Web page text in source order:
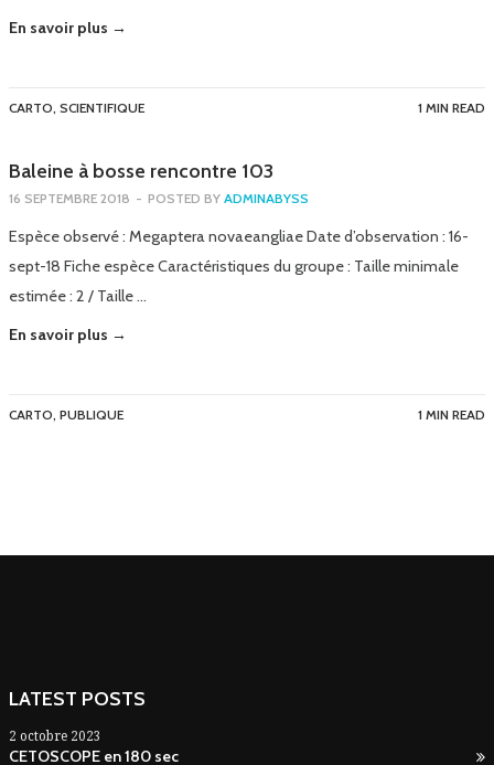
En savoir plus →
CARTO, SCIENTIFIQUE 1 MIN READ
Baleine à bosse rencontre 103
16 SEPTEMBRE 2018 - POSTED BY ADMINABYSS
Espèce observé : Megaptera novaeangliae Date d’observation : 16-
sept-18 Fiche espèce Caractéristiques du groupe : Taille minimale
estimée : 2 / Taille …
En savoir plus →
CARTO, PUBLIQUE 1 MIN READ
LATEST POSTS
2 octobre 2023
CETOSCOPE en 180 sec